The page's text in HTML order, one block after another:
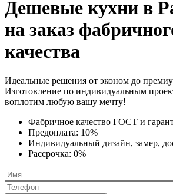
Дешевые кухни в
на заказ
качества
Идеальные решения от эконом до
Изготовление по индивидуальным
воплотим любую вашу мечту!
Фабричное качество ГОСТ и
Предоплата: 10%
Индивидуальный дизайн, замер,
Рассрочка: 0%